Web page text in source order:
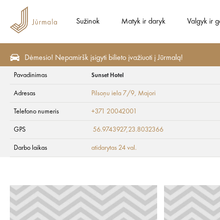
Sužinok Matyk ir daryk Valgyk ir
Dėmesio! Nepamiršk įsigyti bilieto įvažiuoti į Jūrmalą!
Sunset Hotel
Pavadinimas Sunset Hotel
Adresas Pilsoņu iela 7/9, Majori
Telefono numeris +371 20042001
GPS 56.9743927,23.8032366
Darbo laikas atidarytas 24 val.